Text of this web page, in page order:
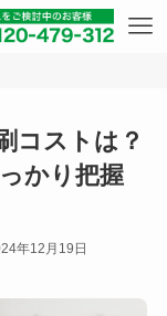
コストは？
かり把握
年12月19日